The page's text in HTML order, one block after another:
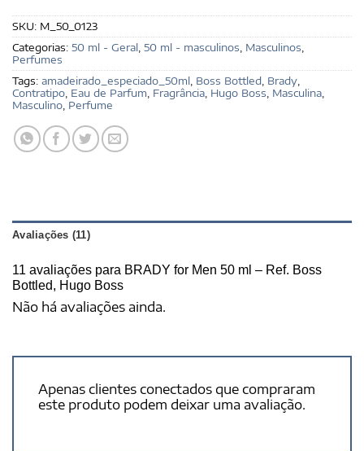
SKU: M_50_0123
Categorias: 50 ml - Geral 50 ml - masculinos Masculinos
Perfumes
Tags: amadeirado_especiado_50ml Boss Bottled Brady
Contratipo Eau de Parfum Fragrância Hugo Boss Masculina
Masculino Perfume
Avaliações (11)
11 avaliações para BRADY for Men 50 ml – Ref. Boss
Bottled, Hugo Boss
Não há avaliações ainda.
Apenas clientes conectados que compraram
este produto podem deixar uma avaliação.